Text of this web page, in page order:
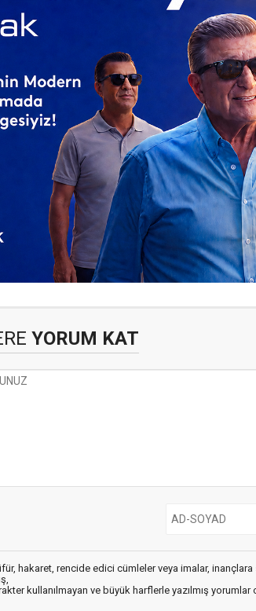
YORUM KAT
hakaret, rencide edici cümleler veya imalar, inançlara
kullanılmayan ve büyük harflerle yazılmış yorumlar